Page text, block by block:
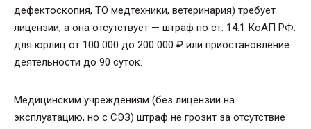
дефектоскопия, ТО медтехники, ветеринария) требует
лицензии, а она отсутствует — штраф по ст. 14.1 КоАП РФ:
для юрлиц от 100 000 до 200 000 ₽ или приостановление
деятельности до 90 суток.
Медицинским учреждениям (без лицензии на
эксплуатацию, но с СЭЗ) штраф не грозит за отсутствие